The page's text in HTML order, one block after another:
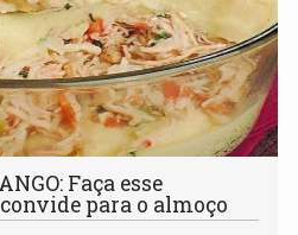
Faça esse
para o almoço